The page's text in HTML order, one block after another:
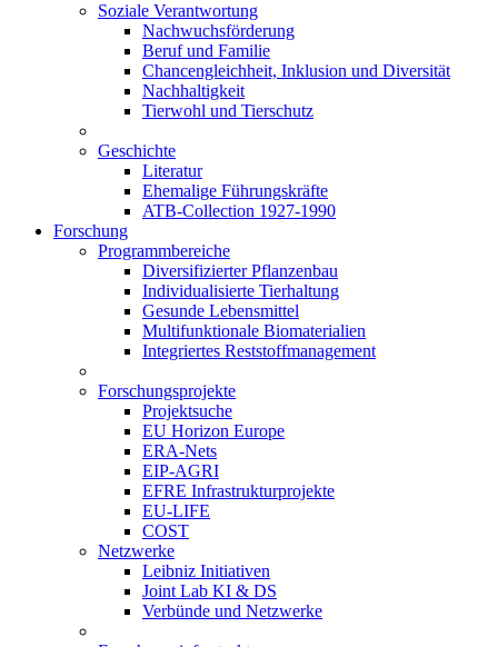
Soziale Verantwortung
Nachwuchsförderung
Beruf und Familie
Chancengleichheit, Inklusion und Diversität
Nachhaltigkeit
Tierwohl und Tierschutz
Geschichte
Literatur
Ehemalige Führungskräfte
ATB-Collection 1927-1990
Forschung
Programmbereiche
Diversifizierter Pflanzenbau
Individualisierte Tierhaltung
Gesunde Lebensmittel
Multifunktionale Biomaterialien
Integriertes Reststoffmanagement
Forschungsprojekte
Projektsuche
EU Horizon Europe
ERA-Nets
EIP-AGRI
EFRE Infrastrukturprojekte
EU-LIFE
COST
Netzwerke
Leibniz Initiativen
Joint Lab KI & DS
Verbünde und Netzwerke